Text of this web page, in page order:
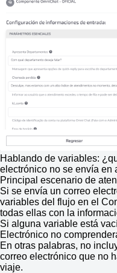
Hablando de variables:
electrónico no se envía en
Principal escenario de
Si se envía un correo
variables del flujo en el
todas ellas con la
Si alguna variable está
Electrónico no
En otras palabras, no
correo electrónico que no
viaje.